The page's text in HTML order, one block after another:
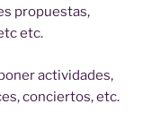
propuestas,
etc.
actividades,
conciertos, etc.